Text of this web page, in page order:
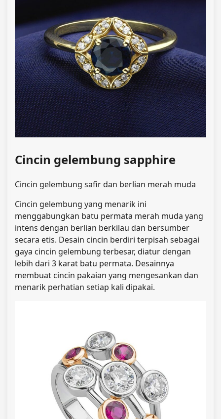
Cincin gelembung sapphire
Cincin gelembung safir dan berlian merah muda
Cincin gelembung yang menarik ini
menggabungkan batu permata merah muda yang
intens dengan berlian berkilau dan bersumber
secara etis. Desain cincin berdiri terpisah sebagai
gaya cincin gelembung terbesar, diatur dengan
lebih dari 3 karat batu permata. Desainnya
membuat cincin pakaian yang mengesankan dan
menarik perhatian setiap kali dipakai.